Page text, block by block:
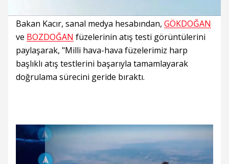
0%
0%
Bakan Kacır, sanal medya hesabından, GÖKDOĞAN
ve BOZDOĞAN füzelerinin atış testi görüntülerini
paylaşarak, "Milli hava-hava füzelerimiz harp
başlıklı atış testlerini başarıyla tamamlayarak
doğrulama sürecini geride bıraktı.